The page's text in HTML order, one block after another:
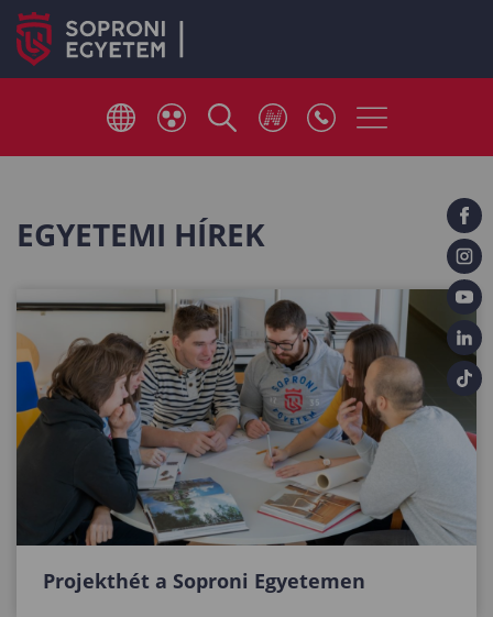
EGYETEMI HÍREK
Projekthét a Soproni Egyetemen